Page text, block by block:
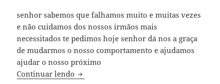
senhor sabemos que falhamos muito e muitas vezes
e não cuidamos dos nossos irmãos mais
necessitados te pedimos hoje senhor dá nos a graça
de mudarmos o nosso comportamento e ajudamos
ajudar o nosso próximo
Continuar lendo Terço pelos pobres e abandonados